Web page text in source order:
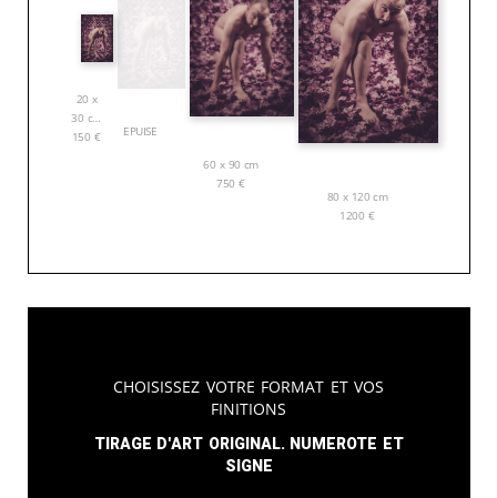
20 x
30 cm
150 € EPUISE
60 x 90 cm
750 €
80 x 120 cm
1200 €
Choisissez votre format et vos
finitions
Tirage d'art original. Numerote et
signe